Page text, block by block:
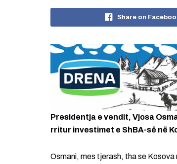
Share on
Presidentja e vendit, Vjosa
rritur investimet e ShBA-së në
Osmani, mes tjerash, tha se